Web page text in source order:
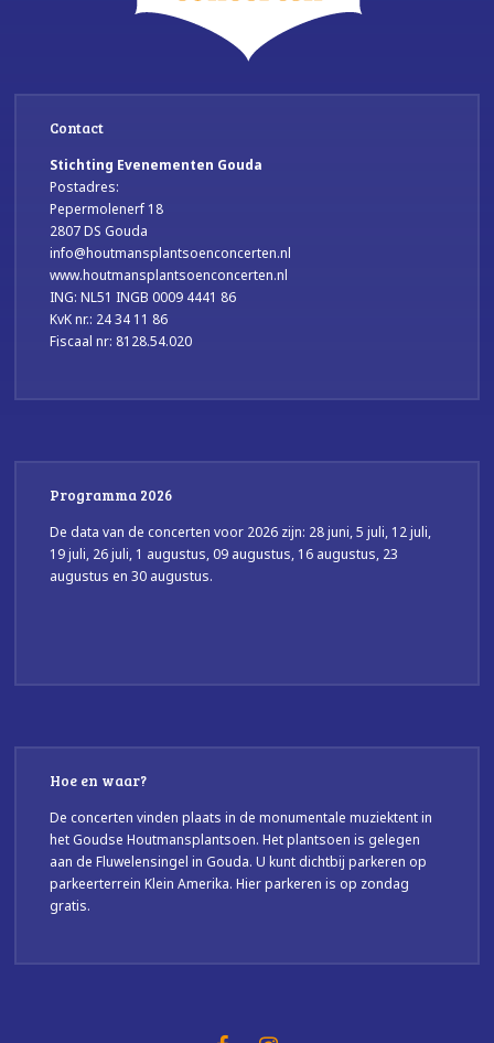
Contact
Stichting Evenementen Gouda
Postadres:
Pepermolenerf 18
2807 DS Gouda
info@houtmansplantsoenconcerten.nl
www.houtmansplantsoenconcerten.nl
ING: NL51 INGB 0009 4441 86
KvK nr.: 24 34 11 86
Fiscaal nr: 8128.54.020
Programma 2026
De data van de concerten voor 2026 zijn: 28 juni, 5 juli, 12 juli,
19 juli, 26 juli, 1 augustus, 09 augustus, 16 augustus, 23
augustus en 30 augustus.
Hoe en waar?
De concerten vinden plaats in de monumentale muziektent in
het Goudse Houtmansplantsoen. Het plantsoen is gelegen
aan de Fluwelensingel in Gouda. U kunt dichtbij parkeren op
parkeerterrein Klein Amerika. Hier parkeren is op zondag
gratis.